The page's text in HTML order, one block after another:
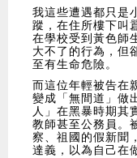
我這些遭遇都只是
蹤，在住所樓下叫
在學校受到黃色師
大不了的行為，但
至有生命危險。
而這位年輕被告在
變成「無間道」做
人」在黑暴時期其
教師甚至公務員。
察、祖國的假新聞
達義，以為自己在